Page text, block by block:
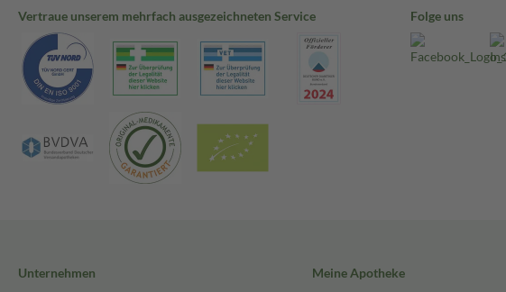
Vertraue unserem mehrfach ausgezeichneten Service Folge uns
Unternehmen
Meine Apotheke